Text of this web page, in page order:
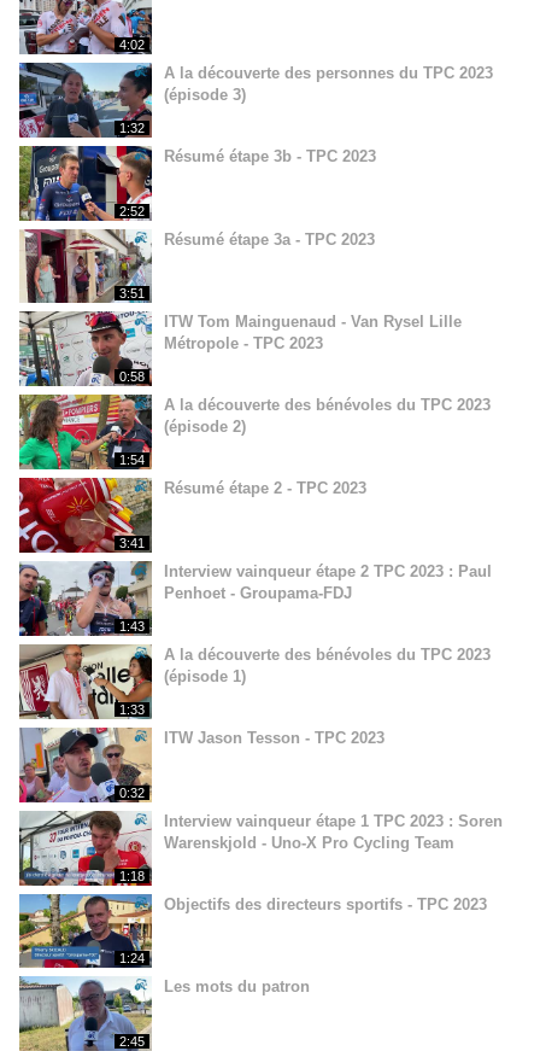
4:02
1:32
A la découverte des personnes du TPC 2023
(épisode 3)
2:52
Résumé étape 3b - TPC 2023
3:51
Résumé étape 3a - TPC 2023
0:58
ITW Tom Mainguenaud - Van Rysel Lille
Métropole - TPC 2023
1:54
A la découverte des bénévoles du TPC 2023
(épisode 2)
3:41
Résumé étape 2 - TPC 2023
1:43
Interview vainqueur étape 2 TPC 2023 : Paul
Penhoet - Groupama-FDJ
1:33
A la découverte des bénévoles du TPC 2023
(épisode 1)
0:32
ITW Jason Tesson - TPC 2023
1:18
Interview vainqueur étape 1 TPC 2023 : Soren
Warenskjold - Uno-X Pro Cycling Team
1:24
Objectifs des directeurs sportifs - TPC 2023
2:45
Les mots du patron